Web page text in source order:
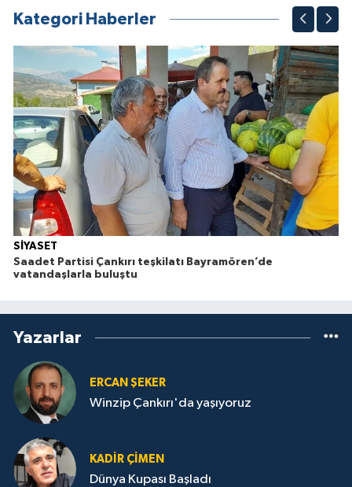
Kategori Haberler
SİYASET
Saadet Partisi Çankırı teşkilatı Bayramören’de
vatandaşlarla buluştu
Yazarlar
ERCAN ŞEKER
Winzip Çankırı'da yaşıyoruz
KADIR ÇIMEN
Dünya Kupası Başladı